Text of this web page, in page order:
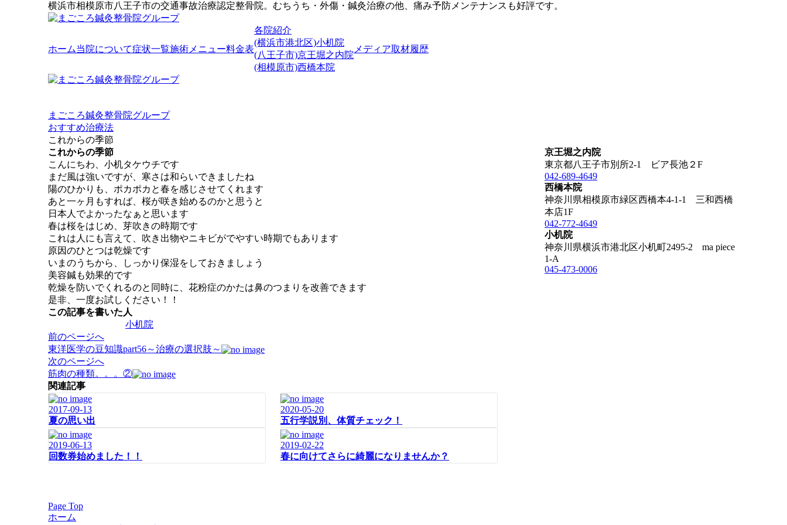
横浜市相模原市八王子市の交通事故治療認定整骨院。むちうち・外傷・鍼灸治療の他、痛み予防メンテナンスも好評です。
ホーム当院について症状一覧施術メニュー料金表
各院紹介
(横浜市港北区)小机院
(八王子市)京王堀之内院
(相模原市)西橋本院
メディア取材履歴
まごころ鍼灸整骨院グループ
おすすめ治療法
これからの季節
これからの季節
こんにちわ、小机タケウチです
まだ風は強いですが、寒さは和らいできましたね
陽のひかりも、ポカポカと春を感じさせてくれます
あと一ヶ月もすれば、桜が咲き始めるのかと思うと
日本人でよかったなぁと思います
春は桜をはじめ、芽吹きの時期です
これは人にも言えて、吹き出物やニキビがでやすい時期でもあります
原因のひとつは乾燥です
いまのうちから、しっかり保湿をしておきましょう
美容鍼も効果的です
乾燥を防いでくれるのと同時に、花粉症のかたは鼻のつまりを改善できます
是非、一度お試しください！！
この記事を書いた人
小机院
投
稿
ナ
ビ
ゲ
ー
シ
ョ
ン
前のページへ
東洋医学の豆知識part56～治療の選択肢～
次のページへ
筋肉の種類。。。②
関連記事
2017-09-13
夏の思い出
2020-05-20
五行学説別、体質チェック！
2019-06-13
回数券始めました！！
2019-02-22
春に向けてさらに綺麗になりませんか？
京王堀之内院
東京都八王子市別所2-1 ビア長池２F
042-689-4649
西橋本院
神奈川県相模原市緑区西橋本4-1-1 三和西橋
本店1F
042-772-4649
小机院
神奈川県横浜市港北区小机町2495-2 ma piece
1-A
045-473-0006
Page Top
ホーム